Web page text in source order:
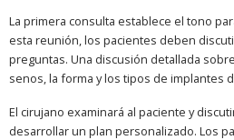
La primera consulta establece el tono
esta reunión, los pacientes deben
preguntas. Una discusión detallada
senos, la forma y los tipos de implantes
El cirujano examinará al paciente y
desarrollar un plan personalizado. Los